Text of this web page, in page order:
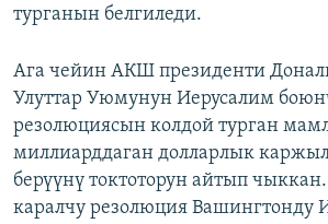
турганын белгиледи.
Ага чейин АКШ президенти
Улуттар Уюмунун Иерусалим
резолюциясын колдой турган
миллиарддаган долларлык
берүүнү токтоторун айтып
каралчу резолюция Вашингтонду